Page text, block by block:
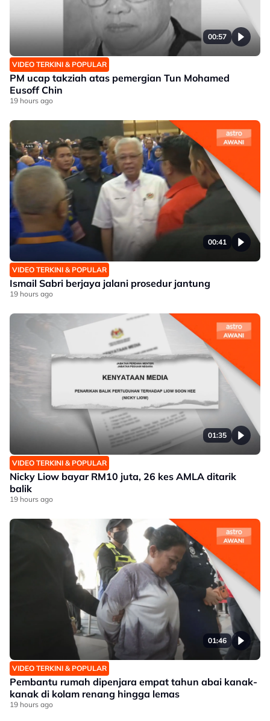
00:57
VIDEO TERKINI & POPULAR
PM ucap takziah atas pemergian Tun Mohamed
Eusoff Chin
19 hours ago
00:41
VIDEO TERKINI & POPULAR
Ismail Sabri berjaya jalani prosedur jantung
19 hours ago
01:35
VIDEO TERKINI & POPULAR
Nicky Liow bayar RM10 juta, 26 kes AMLA ditarik
balik
19 hours ago
01:46
VIDEO TERKINI & POPULAR
Pembantu rumah dipenjara empat tahun abai kanak-
kanak di kolam renang hingga lemas
19 hours ago